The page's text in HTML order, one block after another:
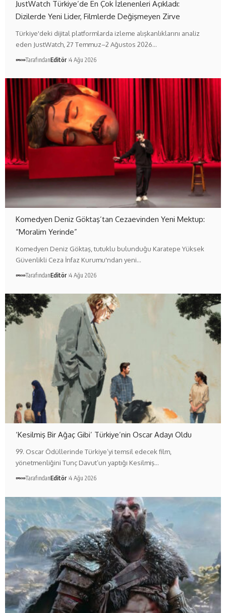
JustWatch Türkiye’de En Çok İzlenenleri Açıkladı:
Dizilerde Yeni Lider, Filmlerde Değişmeyen Zirve
Türkiye'deki dijital platformlarda izleme alışkanlıklarını analiz
eden JustWatch, 27 Temmuz–2 Ağustos 2026…
TarafındanEditör 4 Ağu 2026
Komedyen Deniz Göktaş’tan Cezaevinden Yeni Mektup:
“Moralim Yerinde”
Komedyen Deniz Göktaş, tutuklu bulunduğu Karatepe Yüksek
Güvenlikli Ceza İnfaz Kurumu'ndan yeni…
TarafındanEditör 4 Ağu 2026
‘Kesilmiş Bir Ağaç Gibi’ Türkiye’nin Oscar Adayı Oldu
99. Oscar Ödüllerinde Türkiye’yi temsil edecek film,
yönetmenliğini Tunç Davut’un yaptığı Kesilmiş…
TarafındanEditör 4 Ağu 2026